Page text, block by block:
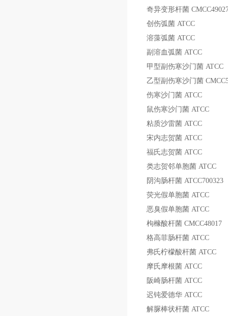
奇异变形杆菌
创伤弧菌 ATCC
溶藻弧菌 ATCC
副溶血弧菌 ATCC
甲型副伤寒沙门菌 ATCC
乙型副伤寒沙门菌
伤寒沙门菌 ATCC
鼠伤寒沙门菌 ATCC
粘质沙雷菌 ATCC
宋内志贺菌 ATCC
福氏志贺菌 ATCC
类志贺邻单胞菌 ATCC
阴沟肠杆菌 ATCC700323
荧光假单胞菌 ATCC
恶臭假单胞菌 ATCC
枸橼酸杆菌 CMCC48017
格高菲肠杆菌 ATCC
弗氏柠檬酸杆菌 ATCC
摩氏摩根菌 ATCC
阪崎肠杆菌 ATCC
迟钝爱德华 ATCC
解脲棒状杆菌 ATCC